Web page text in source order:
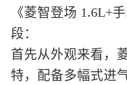
《菱智登场 1.6L+
段：
首先从外观来看，
特，配备多幅式进